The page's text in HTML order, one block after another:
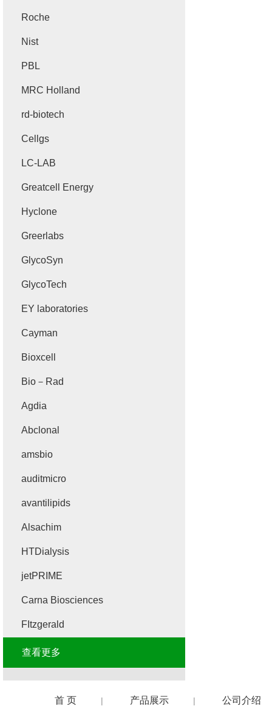
Roche
Nist
PBL
MRC Holland
rd-biotech
Cellgs
LC-LAB
Greatcell Energy
Hyclone
Greerlabs
GlycoSyn
GlycoTech
EY laboratories
Cayman
Bioxcell
Bio－Rad
Agdia
Abclonal
amsbio
auditmicro
avantilipids
Alsachim
HTDialysis
jetPRIME
Carna Biosciences
FItzgerald
查看更多
首 页 | 产品展示 | 公司介绍